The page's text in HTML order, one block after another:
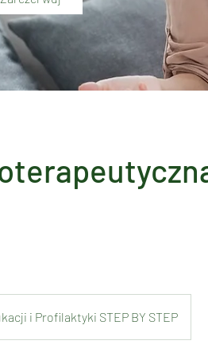
i Profilaktyki STEP BY STEP